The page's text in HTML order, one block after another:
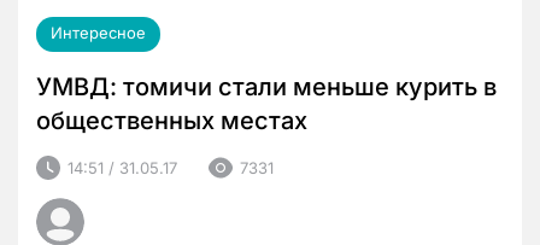
Интересное
УМВД: томичи стали меньше курить в
общественных местах
14:51 / 31.05.17 7331